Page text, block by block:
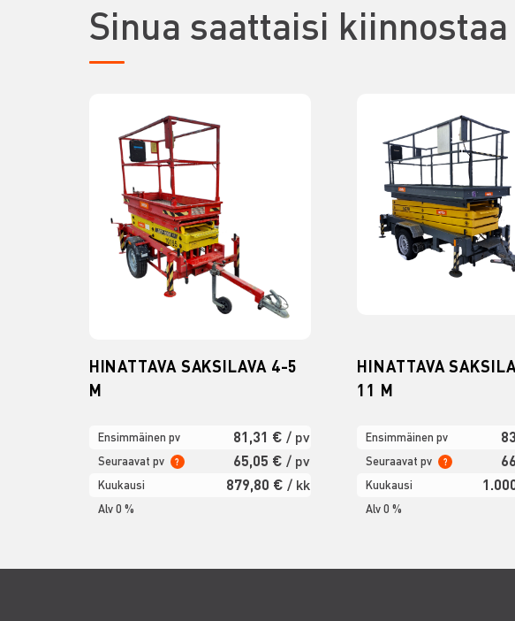
Sinua saattaisi
HINATTAVA SAKSILAVA 4-5
M
Ensimmäinen pv 81,31 € / pv
Seuraavat pv ? 65,05 € / pv
Kuukausi 879,80 € / kk
Alv 0 %
HINATTAVA
11 M
Ensimmäinen pv
Seuraavat pv ?
Kuukausi
Alv 0 %